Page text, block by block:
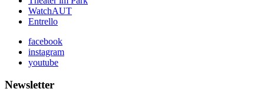
WatchAUT
Entrello
facebook
instagram
youtube
Newsletter